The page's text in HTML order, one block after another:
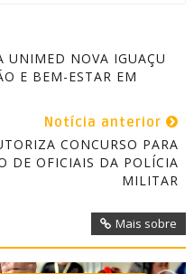
UNIMED NOVA IGUAÇU
E BEM-ESTAR EM
Notícia anterior
CONCURSO PARA
DE OFICIAIS DA POLÍCIA
MILITAR
Mais sobre